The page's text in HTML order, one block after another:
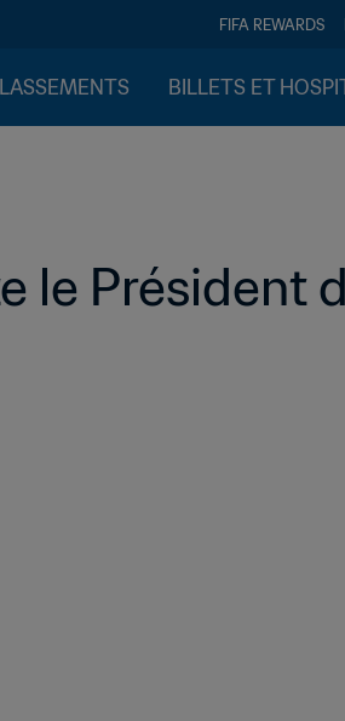
FIFA REWARDS
BILLETS ET
le Président